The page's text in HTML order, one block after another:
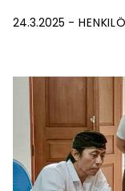
24.3.2025